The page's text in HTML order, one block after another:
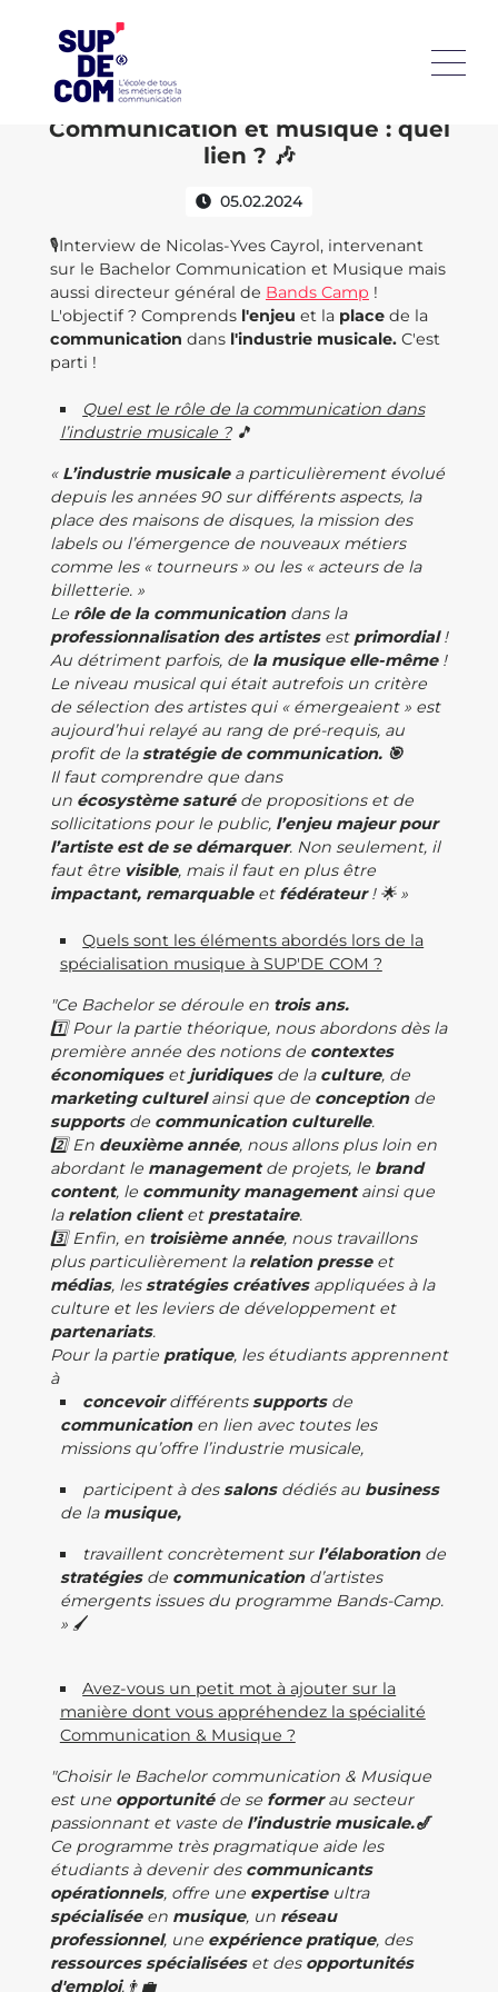
Communication et musique : quel
lien ? 🎶
05.02.2024
🎙Interview de Nicolas-Yves Cayrol, intervenant
sur le Bachelor Communication et Musique mais
aussi directeur général de Bands Camp !
L'objectif ? Comprends l'enjeu et la place de la
communication dans l'industrie musicale. C'est
parti !
Quel est le rôle de la communication dans
l’industrie musicale ?🎵
« L’industrie musicalea particulièrement évolué
depuis les années 90 sur différents aspects, la
place des maisons de disques, la mission des
labels ou l’émergence de nouveaux métiers
comme les « tourneurs » ou les « acteurs de la
billetterie. »
Le rôle de la communicationdans la
professionnalisation des artistesest primordial!
Au détriment parfois, de la musique elle-même!
Le niveau musical qui était autrefois un critère
de sélection des artistes qui « émergeaient » est
aujourd’hui relayé au rang de pré-requis, au
profit de lastratégie de communication. 🎯
Il faut comprendre que dans
un écosystème saturéde propositions et de
sollicitations pour le public, l’enjeu majeur pour
l’artiste est de se démarquer. Non seulement, il
faut être visible, mais il faut en plus être
impactant, remarquableet fédérateur! 🌟 »
Quels sont les éléments abordés lors de la
spécialisation musique à SUP'DE COM ?
"Ce Bachelor se déroule en trois ans.
1️⃣ Pour la partie théorique, nous abordons dès la
première année des notions de contextes
économiqueset juridiquesde la culture, de
marketing culturelainsi que de conceptionde
supportsde communication culturelle.
2️⃣ En deuxième année, nous allons plus loin en
abordant le managementde projets, le brand
content, le community managementainsi que
la relation clientet prestataire.
3️⃣ Enfin, en troisième année, nous travaillons
plus particulièrement la relation presseet
médias, lesstratégies créativesappliquées à la
culture et les leviers de développement et
partenariats.
Pour la partie pratique, les étudiants apprennent
à
concevoirdifférentssupportsde
communicationen lien avec toutes les
missions qu’offre l’industrie musicale,
participent à dessalonsdédiés au business
de la musique,
travaillent concrètement sur l’élaborationde
stratégiesde communicationd’artistes
émergents issues du programme Bands-Camp.
»🖌
Avez-vous un petit mot à ajouter sur la
manière dont vous appréhendez la spécialité
Communication & Musique ?
"Choisir le Bachelor communication & Musique
est une opportunitéde se formerau secteur
passionnant et vaste de l’industrie musicale.🎷
Ce programme très pragmatique aide les
étudiants à devenir des communicants
opérationnels, offre une expertiseultra
spécialiséeen musique, un réseau
professionnel, une expérience pratique, des
ressources spécialiséeset des opportunités
d'emploi.👨‍💼